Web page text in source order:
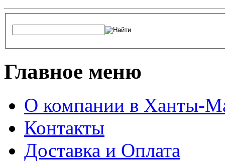
Главное меню
О компании в Ханты-
Контакты
Доставка и Оплата